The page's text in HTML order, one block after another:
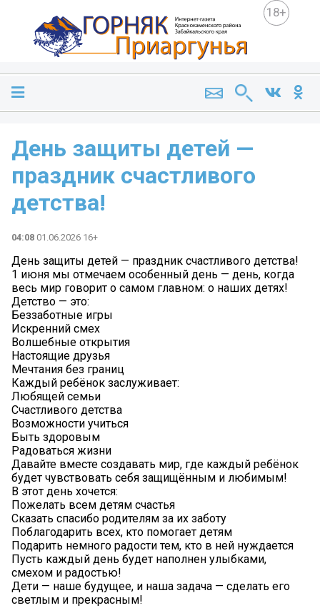
18+
День защиты детей —
праздник счастливого
детства!
04:08 01.06.2026 16+
День защиты детей — праздник счастливого детства!
1 июня мы отмечаем особенный день — день, когда
весь мир говорит о самом главном: о наших детях!
Детство — это:
Беззаботные игры
Искренний смех
Волшебные открытия
Настоящие друзья
Мечтания без границ
Каждый ребёнок заслуживает:
Любящей семьи
Счастливого детства
Возможности учиться
Быть здоровым
Радоваться жизни
Давайте вместе создавать мир, где каждый ребёнок
будет чувствовать себя защищённым и любимым!
В этот день хочется:
Пожелать всем детям счастья
Сказать спасибо родителям за их заботу
Поблагодарить всех, кто помогает детям
Подарить немного радости тем, кто в ней нуждается
Пусть каждый день будет наполнен улыбками,
смехом и радостью!
Дети — наше будущее, и наша задача — сделать его
светлым и прекрасным!